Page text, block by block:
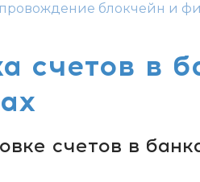
блокчейн и
счетов в
счетов в